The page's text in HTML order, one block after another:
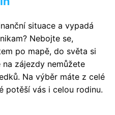
situace a vypadá
Nebojte se,
po mapě, do světa si
zájezdy nemůžete
Na výběr máte z celé
potěší vás i celou rodinu.